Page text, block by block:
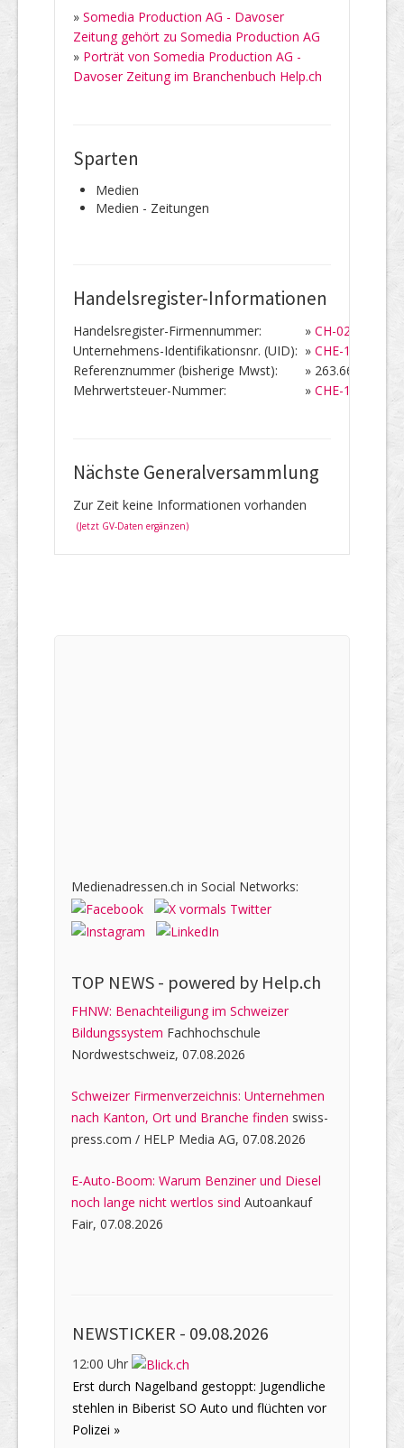
» Somedia Production AG - Davoser
Zeitung gehört zu Somedia Production AG
» Porträt von Somedia Production AG -
Davoser Zeitung im Branchenbuch Help.ch
Sparten
Medien
Medien - Zeitungen
Handelsregister-Informationen
Handelsregister-Firmennummer: » CH-
Unternehmens-Identifikationsnr. (UID): » CHE-
Referenznummer (bisherige Mwst):
» 263.667
Mehrwertsteuer-Nummer:
» CHE-
Nächste Generalversammlung
Zur Zeit keine Informationen vorhanden
(Jetzt GV-Daten ergänzen)
Medienadressen.ch in Social Networks:
TOP NEWS - powered by Help.ch
FHNW: Benachteiligung im Schweizer
Bildungssystem Fachhochschule
Nordwestschweiz, 07.08.2026
Schweizer Firmenverzeichnis: Unternehmen
nach Kanton, Ort und Branche finden swiss-
press.com / HELP Media AG, 07.08.2026
E-Auto-Boom: Warum Benziner und Diesel
noch lange nicht wertlos sind Autoankauf
Fair, 07.08.2026
NEWSTICKER - 09.08.2026
12:00 Uhr
Erst durch Nagelband gestoppt: Jugendliche
stehlen in Biberist SO Auto und flüchten vor
Polizei »